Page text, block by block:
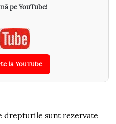
pe YouTube!
la YouTube
drepturile sunt rezervate